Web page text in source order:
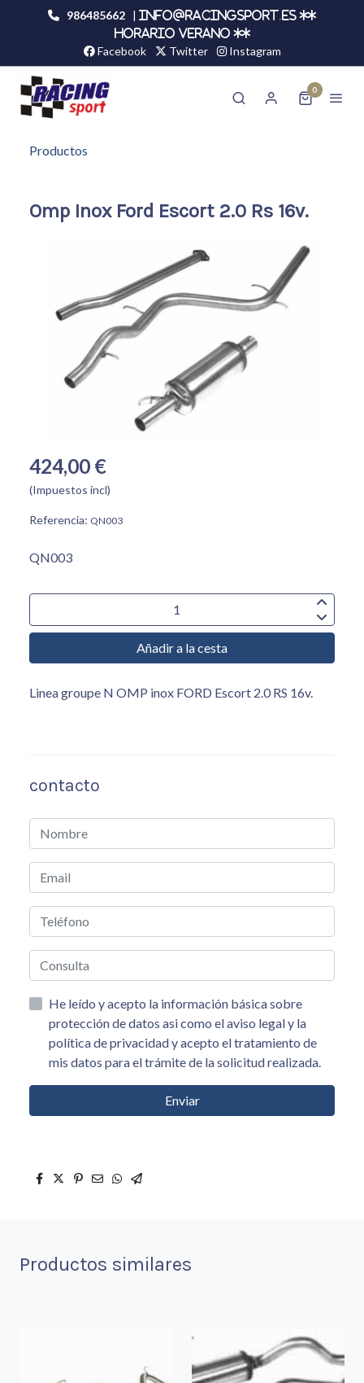
986485662 |
info@racingsport.es **
HORARIO VERANO **
Facebook Twitter Instagram
0
Productos
Omp Inox Ford Escort 2.0 Rs 16v.
424,00 €
(Impuestos incl)
Referencia: QN003
QN003
Añadir a la cesta
Linea groupe N OMP inox FORD Escort 2.0 RS 16v.
contacto
He leído y acepto la información básica sobre
protección de datos asi como el aviso legal y la
política de privacidad y acepto el tratamiento de
mis datos para el trámite de la solicitud realizada.
Enviar
Productos similares